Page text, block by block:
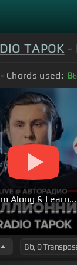
TAPOK -
Chords used: Bb
Along & Learn...